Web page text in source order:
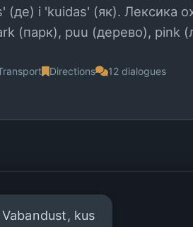
(де) і 'kuidas' (як). Лексика
(парк), puu (дерево), pink
Directions 12 dialogues
Vabandust, kus